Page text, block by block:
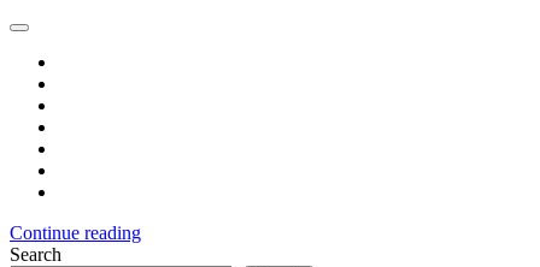
Continue reading
Search